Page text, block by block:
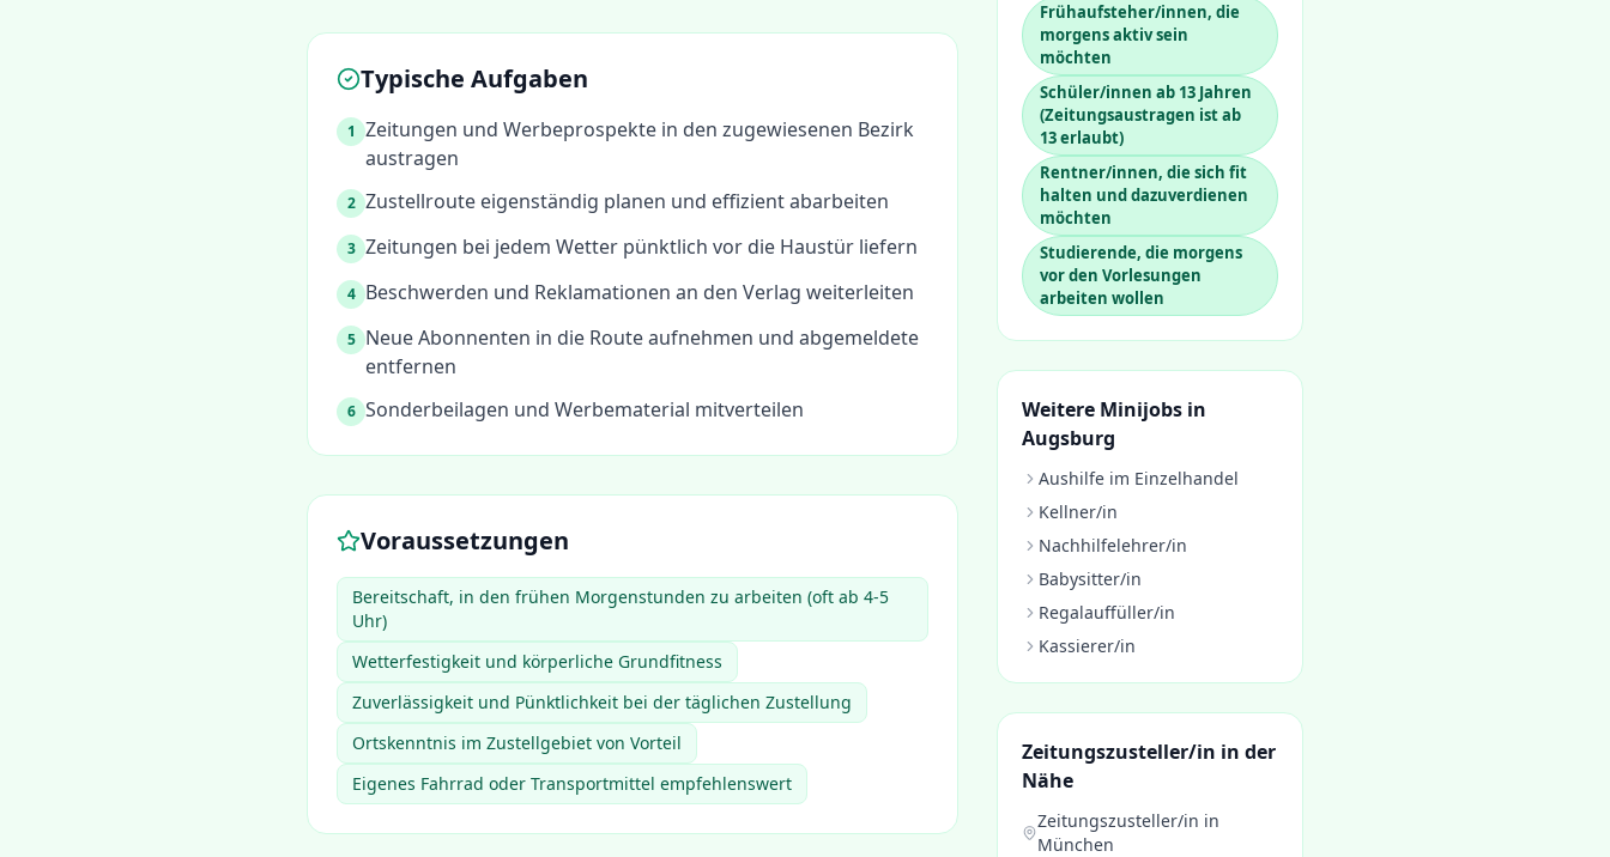
Typische Aufgaben
1 Zeitungen und Werbeprospekte in den zugewiesenen Bezirk
austragen
2 Zustellroute eigenständig planen und effizient abarbeiten
3 Zeitungen bei jedem Wetter pünktlich vor die Haustür liefern
4 Beschwerden und Reklamationen an den Verlag weiterleiten
5 Neue Abonnenten in die Route aufnehmen und abgemeldete
entfernen
6 Sonderbeilagen und Werbematerial mitverteilen
Voraussetzungen
Bereitschaft, in den frühen Morgenstunden zu arbeiten (oft ab 4-5
Uhr)
Wetterfestigkeit und körperliche Grundfitness
Zuverlässigkeit und Pünktlichkeit bei der täglichen Zustellung
Ortskenntnis im Zustellgebiet von Vorteil
Eigenes Fahrrad oder Transportmittel empfehlenswert
Frühaufsteher/innen, die
morgens aktiv sein
möchten
Schüler/innen ab 13 Jahren
(Zeitungsaustragen ist ab
13 erlaubt)
Rentner/innen, die sich fit
halten und dazuverdienen
möchten
Studierende, die morgens
vor den Vorlesungen
arbeiten wollen
Weitere Minijobs in
Augsburg
Aushilfe im Einzelhandel
Kellner/in
Nachhilfelehrer/in
Babysitter/in
Regalauffüller/in
Kassierer/in
Zeitungszusteller/in in der
Nähe
Zeitungszusteller/in in
München